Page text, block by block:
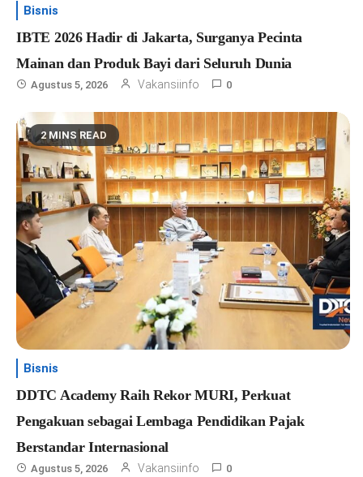
Bisnis
IBTE 2026 Hadir di Jakarta, Surganya Pecinta
Mainan dan Produk Bayi dari Seluruh Dunia
Agustus 5, 2026 Vakansiinfo 0
2 MINS READ
Bisnis
DDTC Academy Raih Rekor MURI, Perkuat
Pengakuan sebagai Lembaga Pendidikan Pajak
Berstandar Internasional
Agustus 5, 2026 Vakansiinfo 0